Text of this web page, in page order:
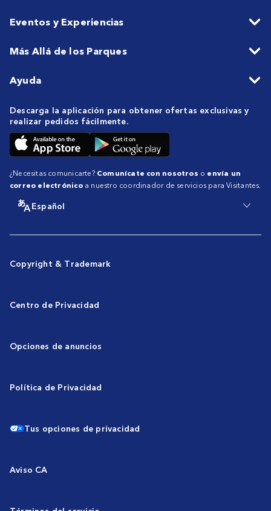
Eventos y Experiencias
Más Allá de los Parques
Ayuda
Descarga la aplicación para obtener ofertas exclusivas y
realizar pedidos fácilmente.
¿Necesitas comunicarte? Comunícate con nosotros o envía un
correo electrónicoa nuestro coordinador de servicios para Visitantes.
Español
Copyright & Trademark
Centro de Privacidad
Opciones de anuncios
Política de Privacidad
Tus opciones de privacidad
Aviso CA